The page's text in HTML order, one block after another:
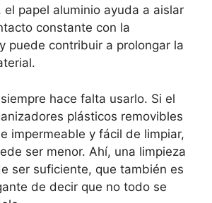
el papel aluminio ayuda a aislar
constante con la
puede contribuir a prolongar la
hace falta usarlo. Si el
plásticos removibles
impermeable y fácil de limpiar,
ser menor. Ahí, una limpieza
ser suficiente, que también es
de decir que no todo se